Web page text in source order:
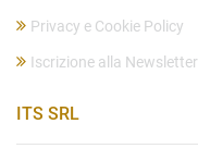
Privacy e Cookie Policy
Iscrizione alla Newsletter
ITS SRL